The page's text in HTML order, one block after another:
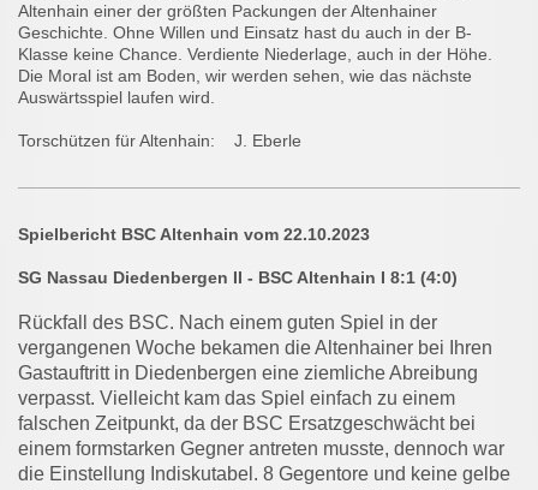
Altenhain einer der größten Packungen der Altenhainer
Geschichte. Ohne Willen und Einsatz hast du auch in der B-
Klasse keine Chance. Verdiente Niederlage, auch in der Höhe.
Die Moral ist am Boden, wir werden sehen, wie das nächste
Auswärtsspiel laufen wird.
Torschützen für Altenhain: J. Eberle
Spielbericht BSC Altenhain vom 22.10.2023
SG Nassau Diedenbergen II - BSC Altenhain I 8:1 (4:0)
Rückfall des BSC. Nach einem guten Spiel in der
vergangenen Woche bekamen die Altenhainer bei Ihren
Gastauftritt in Diedenbergen eine ziemliche Abreibung
verpasst. Vielleicht kam das Spiel einfach zu einem
falschen Zeitpunkt, da der BSC Ersatzgeschwächt bei
einem formstarken Gegner antreten musste, dennoch war
die Einstellung Indiskutabel. 8 Gegentore und keine gelbe